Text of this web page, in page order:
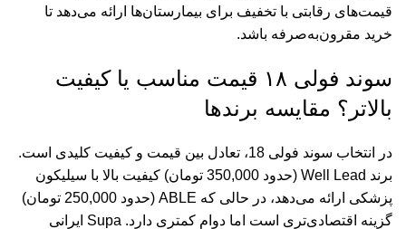
قیمت‌های رقابتی با تخفیف برای بیمارستان‌ها ارائه می‌دهد تا
خرید مقرون‌به‌صرفه باشد.
سوند فولی ۱۸ قیمت مناسب یا کیفیت
بالاتر؟ مقایسه برندها
در انتخاب سوند فولی 18، تعادل بین قیمت و کیفیت کلیدی است.
برند Well Lead (حدود 350,000 تومان) کیفیت بالا با سیلیکون
پزشکی ارائه می‌دهد، در حالی که ABLE (حدود 250,000 تومان)
گزینه اقتصادی‌تری است اما دوام کمتری دارد. Supa ایرانی